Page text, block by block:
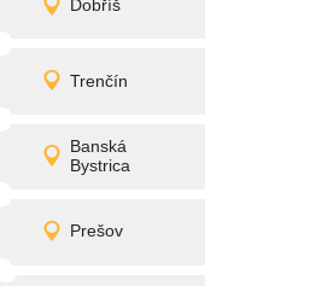
Dobříš
Detail
Trenčín
Detail
promítání
Banská
Bystrica
Detail
promítání
Prešov
Detail
promítání